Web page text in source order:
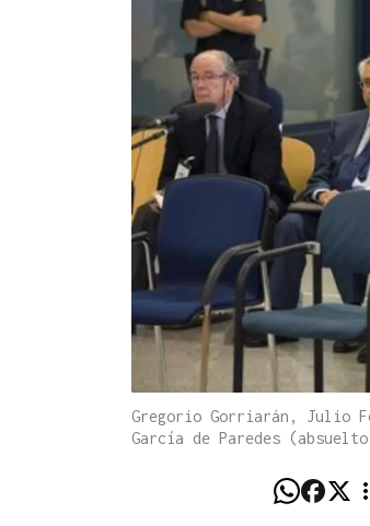
Gregorio Gorriarán, Julio
García de Paredes